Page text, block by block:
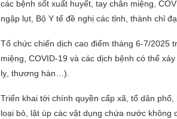
các bệnh sốt xuất huyết, tay chân miệng,
ngập lụt, Bộ Y tế đề nghị các tỉnh, thành chỉ
Tổ chức chiến dịch cao điểm tháng 6-7/2025
miệng, COVID-19 và các dịch bệnh có thể
lỵ, thương hàn…).
Triển khai tới chính quyền cấp xã, tổ dân
loại bỏ, lật úp các vật dụng chứa nước